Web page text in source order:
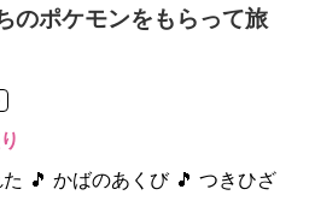
のポケモンをもらって旅
🎵 かばのあくび 🎵 つきひざ